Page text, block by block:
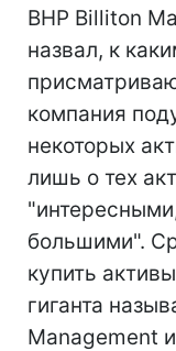
BHP Billiton
назвал, к
компания
некоторых
лишь о тех
большими".
купить
гиганта
Management